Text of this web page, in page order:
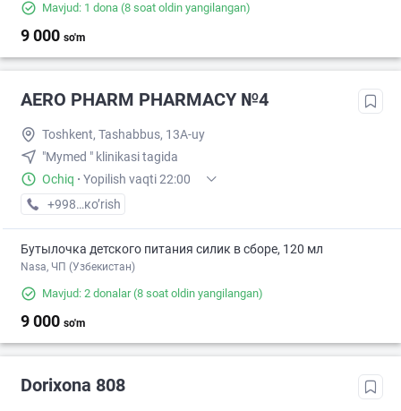
Mavjud: 1 dona (8 soat oldin yangilangan)
9 000 so'm
AERO PHARM PHARMACY №4
Toshkent, Tashabbus, 13A-uy
"Mymed " klinikasi tagida
Ochiq · Yopilish vaqti 22:00
+998 (70) XXX-XX-XX
кo’rish
Бутылочка детского питания силик в сборе, 120 мл
Nasa, ЧП (Узбекистан)
Mavjud: 2 donalar(8 soat oldin yangilangan)
9 000 so'm
Dorixona 808